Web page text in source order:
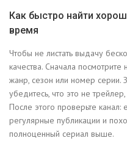
Как быстро найти
время
Чтобы не листать выдачу
качества. Сначала
жанр, сезон или номер серии.
убедитесь, что это не
После этого проверьте канал:
регулярные публикации и
полноценный сериал выше.